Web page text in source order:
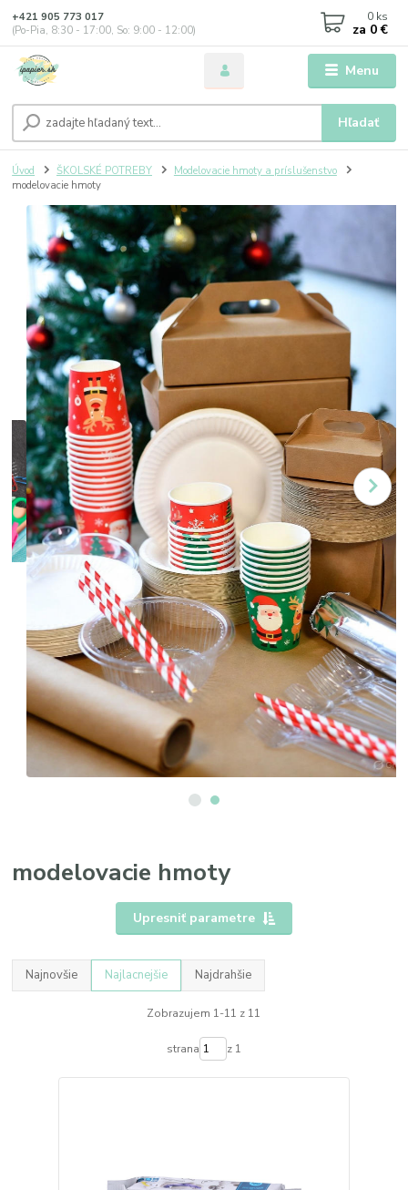
Menu
Hľadať
+421 905 773 017
(Po-Pia, 8:30 - 17:00, So: 9:00 - 12:00)
0 ks
za 0 €
Úvod ŠKOLSKÉ POTREBY
Modelovacie hmoty a príslušenstvo
modelovacie hmoty
modelovacie hmoty
Upresniť parametre
Najnovšie Najlacnejšie Najdrahšie
Zobrazujem 1-11 z 11
strana z 1